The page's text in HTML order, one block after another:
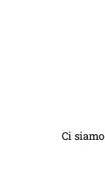
Ci